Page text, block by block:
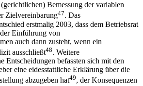
Bemessung der variablen
Zielvereinbarung47. Das
erstmalig 2003, dass dem Betriebsrat
Einführung von
auch dann zusteht, wenn ein
ausschließt48. Weitere
Entscheidungen befassten sich mit den
eine eidesstattliche Erklärung über die
abzugeben hat49, der Konsequenzen